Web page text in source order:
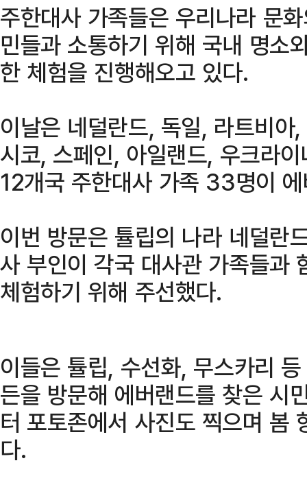
주한대사 가족들은 우리나라 문
민들과 소통하기 위해 국내 명소
한 체험을 진행해오고 있다.
이날은 네덜란드, 독일, 라트비
시코, 스페인, 아일랜드, 우크라
12개국 주한대사 가족 33명이
이번 방문은 튤립의 나라 네덜란
사 부인이 각국 대사관 가족들과
체험하기 위해 주선했다.
이들은 튤립, 수선화, 무스카리
든을 방문해 에버랜드를 찾은 시
터 포토존에서 사진도 찍으며 봄
다.